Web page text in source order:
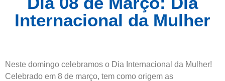
Internacional da Mulher
Neste domingo celebramos o Dia Internacional da Mulher!
Celebrado em 8 de março, tem como origem as